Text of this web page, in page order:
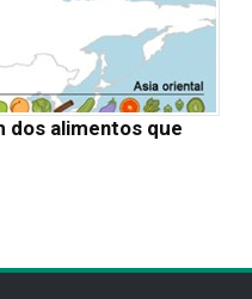
dos alimentos que